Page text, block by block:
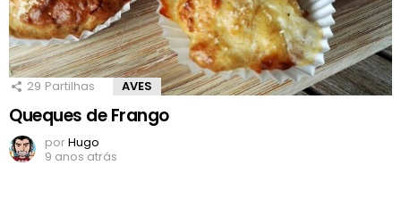
29 Partilhas AVES
Queques de Frango
porHugo
9 anos atrás